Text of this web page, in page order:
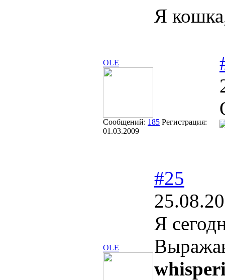
Я
OLE
Сообщений: 185 Регистрация:
01.03.2009
OLE
#25
Я